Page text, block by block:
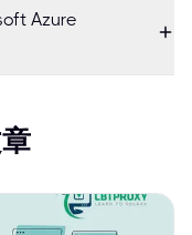
Azure